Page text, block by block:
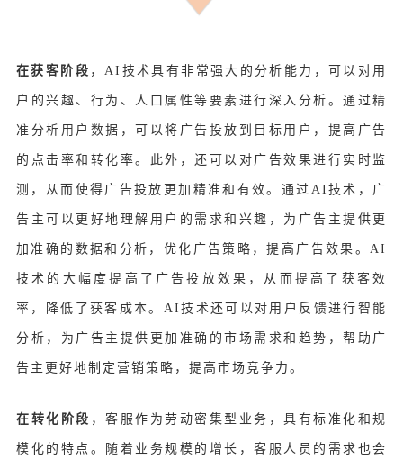
在获客阶段 ，AI技术具有非常强大的分析能力，可以对用
户的兴趣、行为、人口属性等要素进行深入分析。通过精
准分析用户数据，可以将广告投放到目标用户，提高广告
的点击率和转化率。此外，还可以对广告效果进行实时监
测，从而使得广告投放更加精准和有效。通过AI技术，广
告主可以更好地理解用户的需求和兴趣，为广告主提供更
加准确的数据和分析，优化广告策略，提高广告效果。AI
技术的大幅度提高了广告投放效果，从而提高了获客效
率，降低了获客成本。AI技术还可以对用户反馈进行智能
分析，为广告主提供更加准确的市场需求和趋势，帮助广
告主更好地制定营销策略，提高市场竞争力。
在转化阶段 ，客服作为劳动密集型业务，具有标准化和规
模化的特点。随着业务规模的增长，客服人员的需求也会